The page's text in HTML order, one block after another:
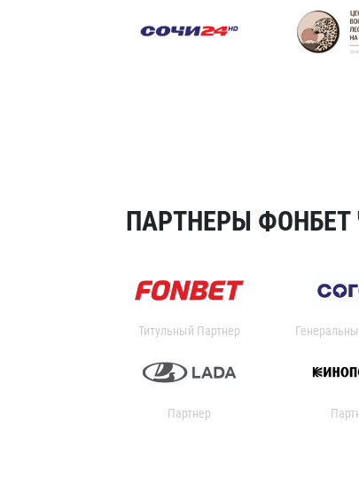
ПАРТНЕРЫ ФОНБЕТ
Титульный Партнер
Партнер